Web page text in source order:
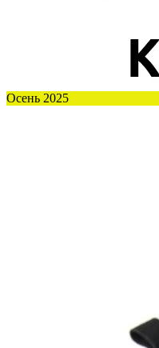
Осень 2025